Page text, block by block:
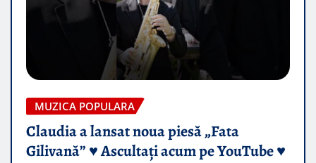
MUZICA POPULARA
Claudia a lansat noua piesă „Fata
Gilivană” ♥️ Ascultați acum pe YouTube ♥️